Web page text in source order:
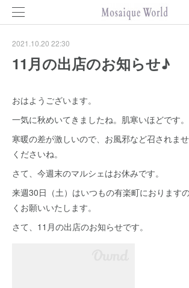
2021.10.20 22:30
11月の出店のお知らせ♪
おはようございます。
一気に秋めいてきましたね。肌寒いほどです。
寒暖の差が激しいので、お風邪など召されま
くださいね。
さて、今週末のマルシェはお休みです。
来週30日（土）はいつもの有楽町におります
くお願いいたします。
さて、11月の出店のお知らせです。